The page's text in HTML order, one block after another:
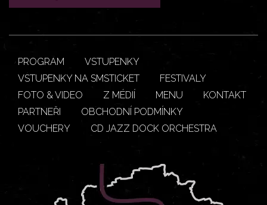
PROGRAM
VSTUPENKY
VSTUPENKY NA SMSTICKET
FESTIVALY
FOTO & VIDEO
Z MÉDIÍ MENU
KONTAKT
PARTNEŘI
OBCHODNÍ PODMÍNKY
VOUCHERY
CD JAZZ DOCK ORCHESTRA